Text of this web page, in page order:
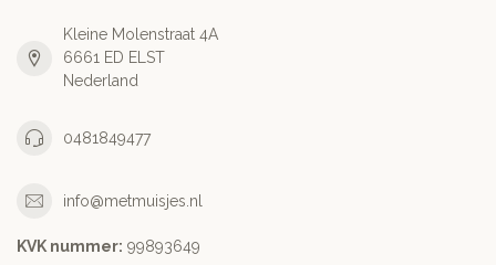
Kleine Molenstraat 4A
6661 ED ELST
Nederland
0481849477
info@metmuisjes.nl
KVK nummer: 99893649